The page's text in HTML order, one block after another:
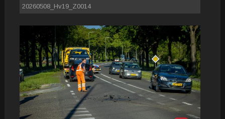
20260508_Hv19_Z0014